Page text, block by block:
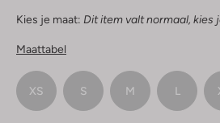
Kies je maat: Dit item valt normaal, kies
Maattabel
XS S M L